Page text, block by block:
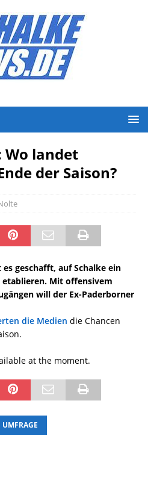
Wo landet
der Saison?
geschafft, auf Schalke ein
etablieren. Mit offensivem
will der Ex-Paderborner
die Medien die Chancen
at the moment.
UMFRAGE